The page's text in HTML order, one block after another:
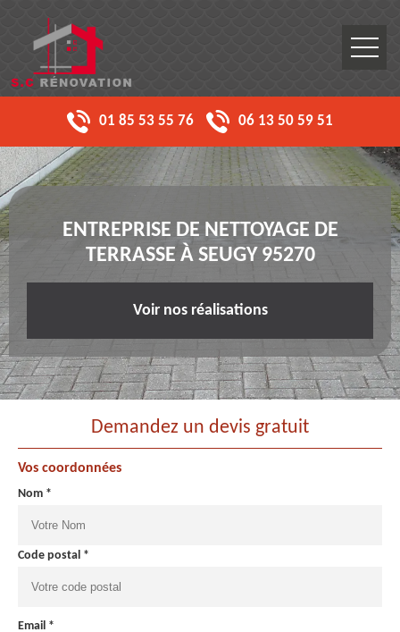
01 85 53 55 76 06 13 50 59 51
ENTREPRISE DE NETTOYAGE DE
TERRASSE À SEUGY 95270
Voir nos réalisations
Demandez un devis gratuit
Vos coordonnées
Nom *
Code postal *
Email *